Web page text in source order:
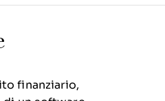
finanziario,